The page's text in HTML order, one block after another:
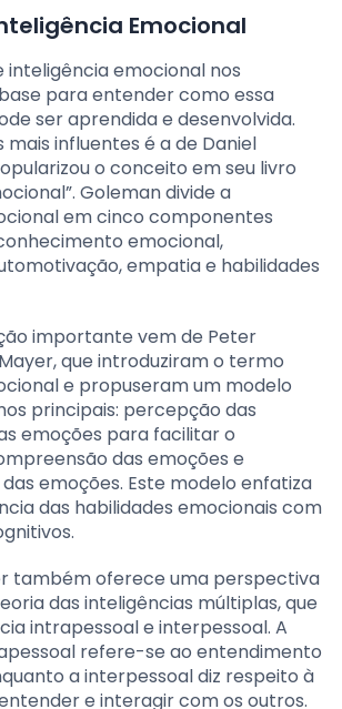
Emocional
inteligência emocional nos
para entender como essa
ser aprendida e desenvolvida.
mais influentes é a de Daniel
o conceito em seu livro
Goleman divide a
em cinco componentes
emocional,
empatia e habilidades
importante vem de Peter
que introduziram o termo
e propuseram um modelo
principais: percepção das
emoções para facilitar o
das emoções e
emoções. Este modelo enfatiza
das habilidades emocionais com
também oferece uma perspectiva
das inteligências múltiplas, que
intrapessoal e interpessoal. A
refere-se ao entendimento
a interpessoal diz respeito à
e interagir com os outros.